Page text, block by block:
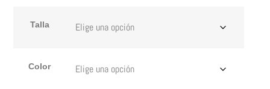
Talla
Color